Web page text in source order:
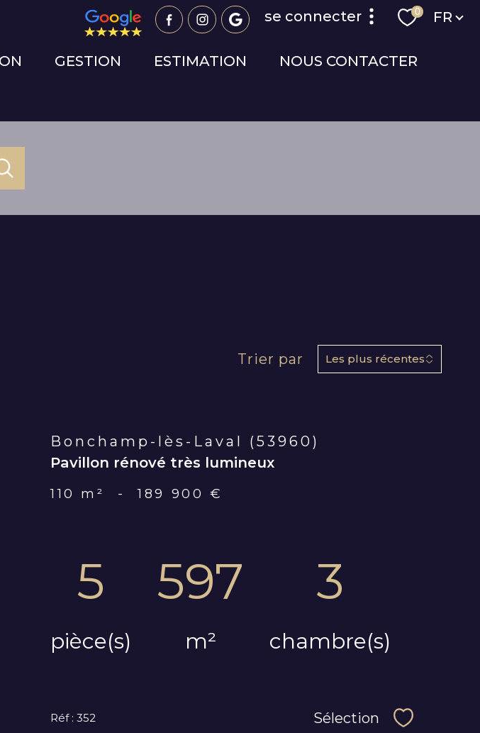
se connecter
espace propriétaire
0 Langue
FR
GESTION ESTIMATION NOUS CONTACTER
Trier par Les plus récentes
Bonchamp-lès-Laval (53960)
Pavillon rénové très lumineux
110 m² - 189 900 €
5
pièce(s)
597
m²
3
chambre(s)
Réf : 352 Sélection